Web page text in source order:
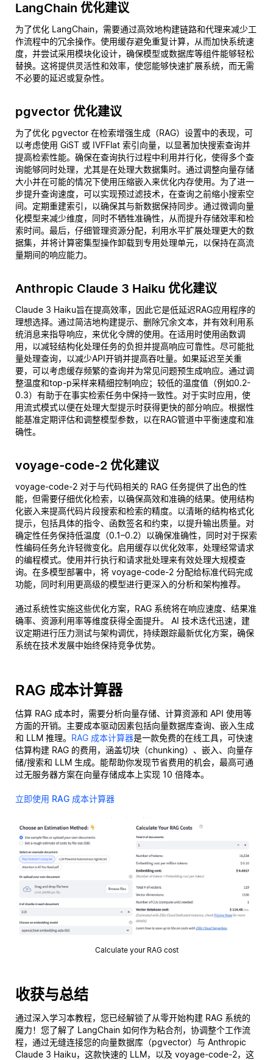
LangChain 优化建议
为了优化 LangChain，需要通过高效地构建链路和代理来减少工
作流程中的冗余操作。使用缓存避免重复计算，从而加快系统速
度，并尝试采用模块化设计，确保模型或数据库等组件能够轻松
替换。这将提供灵活性和效率，使您能够快速扩展系统，而无需
不必要的延迟或复杂性。
pgvector 优化建议
为了优化 pgvector 在检索增强生成（RAG）设置中的表现，可
以考虑使用 GiST 或 IVFFlat 索引向量，以显著加快搜索查询并
提高检索性能。确保在查询执行过程中利用并行化，使得多个查
询能够同时处理，尤其是在处理大数据集时。通过调整向量存储
大小并在可能的情况下使用压缩嵌入来优化内存使用。为了进一
步提升查询速度，可以实现预过滤技术，在查询之前缩小搜索空
间。定期重建索引，以确保其与新数据保持同步。通过微调向量
化模型来减少维度，同时不牺牲准确性，从而提升存储效率和检
索时间。最后，仔细管理资源分配，利用水平扩展处理更大的数
据集，并将计算密集型操作卸载到专用处理单元，以保持在高流
量期间的响应能力。
Anthropic Claude 3 Haiku 优化建议
Claude 3 Haiku旨在提高效率，因此它是低延迟RAG应用程序的
理想选择。通过简洁地构建提示、删除冗余文本，并有效利用系
统消息来指导响应，来优化令牌的使用。在适用时使用函数调
用，以减轻结构化处理任务的负担并提高响应可靠性。尽可能批
量处理查询，以减少API开销并提高吞吐量。如果延迟至关重
要，可以考虑缓存频繁的查询并为常见问题预生成响应。通过调
整温度和top-p采样来精细控制响应；较低的温度值（例如0.2-
0.3）有助于在事实检索任务中保持一致性。对于实时应用，使
用流式模式以便在处理大型提示时获得更快的部分响应。根据性
能基准定期评估和调整模型参数，以在RAG管道中平衡速度和准
确性。
voyage-code-2 优化建议
voyage-code-2 对于与代码相关的 RAG 任务提供了出色的性
能，但需要仔细优化检索，以确保高效和准确的结果。使用结构
化嵌入来提高代码片段搜索和检索的精度。以清晰的结构格式化
提示，包括具体的指令、函数签名和约束，以提升输出质量。对
确定性任务保持低温度（0.1–0.2）以确保准确性，同时对于探索
性编码任务允许轻微变化。启用缓存以优化效率，处理经常请求
的编程模式。使用并行执行和请求批处理来有效处理大规模查
询。在多模型部署中，将 voyage-code-2 分配给标准代码完成
功能，同时利用更高级的模型进行更深入的分析和架构推荐。
通过系统性实施这些优化方案，RAG 系统将在响应速度、结果准
确率、资源利用率等维度获得全面提升。 AI 技术迭代迅速，建
议定期进行压力测试与架构调优，持续跟踪最新优化方案，确保
系统在技术发展中始终保持竞争优势。
RAG 成本计算器
估算 RAG 成本时，需要分析向量存储、计算资源和 API 使用等
方面的开销。主要成本驱动因素包括向量数据库查询、嵌入生成
和 LLM 推理。 RAG 成本计算器是一款免费的在线工具，可快速
估算构建 RAG 的费用，涵盖切块（chunking）、嵌入、向量存
储/搜索和 LLM 生成。能帮助你发现节省费用的机会，最高可通
过无服务器方案在向量存储成本上实现 10 倍降本。
立即使用 RAG 成本计算器
Calculate your RAG cost
收获与总结
通过深入学习本教程，您已经解锁了从零开始构建 RAG 系统的
魔力！您了解了 LangChain 如何作为粘合剂，协调整个工作流
程，通过无缝连接您的向量数据库（pgvector）与 Anthropic
Claude 3 Haiku，这款快速的 LLM，以及 voyage-code-2，这